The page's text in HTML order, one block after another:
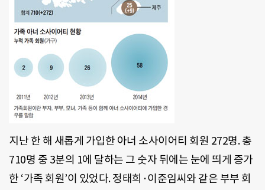
지난 한 해 새롭게 가입한 아너 소사이어티 회원 272명. 총
710명 중 3분의 1에 달하는 그 숫자 뒤에는 눈에 띄게 증가
한 ‘가족 회원’이 있었다. 정태희·이준임씨와 같은 부부 회